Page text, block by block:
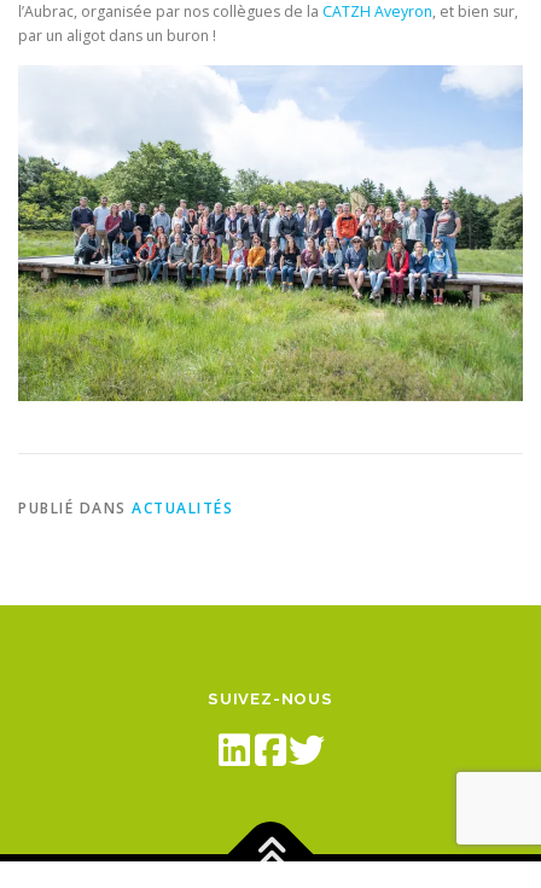
l’Aubrac, organisée par nos collègues de la CATZH Aveyron, et bien sur,
par un aligot dans un buron !
PUBLIÉ DANS ACTUALITÉS
SUIVEZ-NOUS